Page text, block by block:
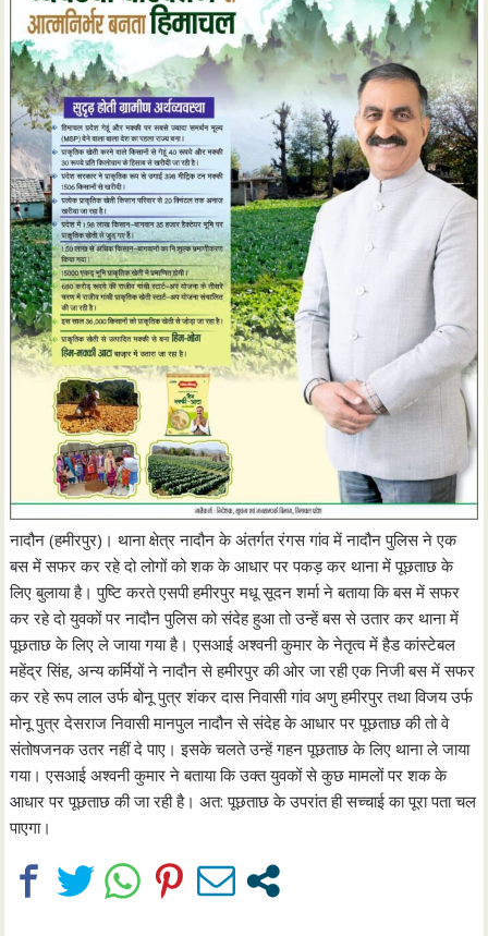
नादौन (हमीरपुर)। थाना क्षेत्र नादौन के अंतर्गत रंगस गांव में नादौन पुलिस ने एक
बस में सफर कर रहे दो लोगों को शक के आधार पर पकड़ कर थाना में पूछताछ के
लिए बुलाया है। पुष्टि करते एसपी हमीरपुर मधू सूदन शर्मा ने बताया कि बस में सफर
कर रहे दो युवकों पर नादौन पुलिस को संदेह हुआ तो उन्हें बस से उतार कर थाना में
पूछताछ के लिए ले जाया गया है। एसआई अश्वनी कुमार के नेतृत्व में हैड कांस्टेबल
महेंद्र सिंह, अन्य कर्मियों ने नादौन से हमीरपुर की ओर जा रही एक निजी बस में सफर
कर रहे रूप लाल उर्फ बोनू पुत्र शंकर दास निवासी गांव अणु हमीरपुर तथा विजय उर्फ
मोनू पुत्र देसराज निवासी मानपुल नादौन से संदेह के आधार पर पूछताछ की तो वे
संतोषजनक उतर नहीं दे पाए। इसके चलते उन्हें गहन पूछताछ के लिए थाना ले जाया
गया। एसआई अश्वनी कुमार ने बताया कि उक्त युवकों से कुछ मामलों पर शक के
आधार पर पूछताछ की जा रही है। अत: पूछताछ के उपरांत ही सच्चाई का पूरा पता चल
पाएगा।